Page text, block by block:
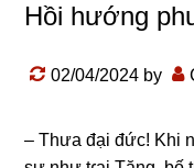
Hồi hướng
02/04/2024 by
– Thưa đại đứϲ! Khi